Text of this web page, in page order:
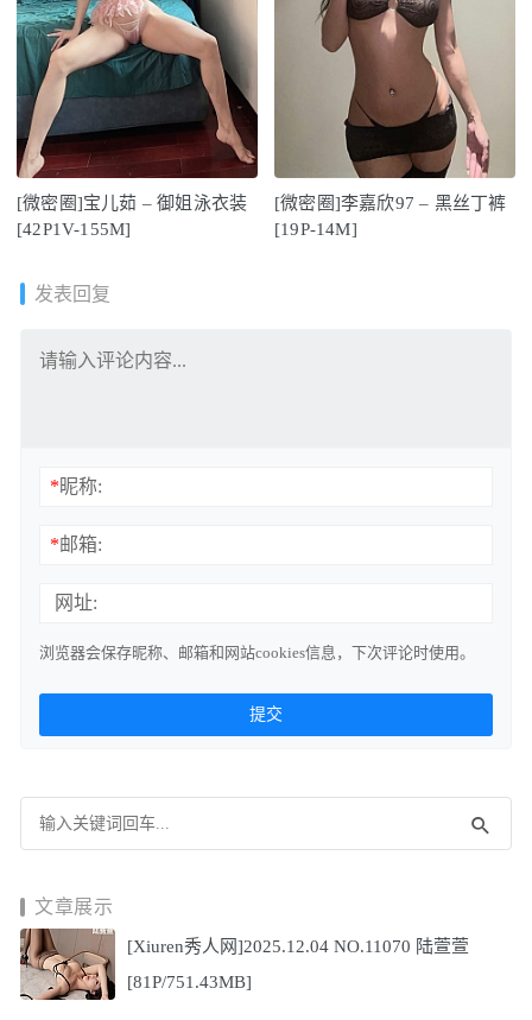
[微密圈]宝儿茹 – 御姐泳衣装
[42P1V-155M]
[微密圈]李嘉欣97 – 黑丝丁裤
[19P-14M]
发表回复
*昵称:
*邮箱:
网址:
浏览器会保存昵称、邮箱和网站cookies信息，下次评论时使用。
文章展示
[Xiuren秀人网]2025.12.04 NO.11070 陆萱萱
[81P/751.43MB]